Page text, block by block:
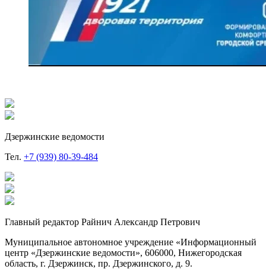
Дзержинские ведомости
Тел. +7 (939) 80-39-484
Главный редактор Райнич Александр Петрович
Муниципальное автономное учреждение «Информационный
центр «Дзержинские ведомости», 606000, Нижегородская
область, г. Дзержинск, пр. Дзержинского, д. 9.